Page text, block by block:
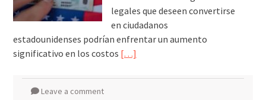
legales que deseen convertirse
en ciudadanos
estadounidenses podrían enfrentar un aumento
significativo en los costos […]
Leave a comment